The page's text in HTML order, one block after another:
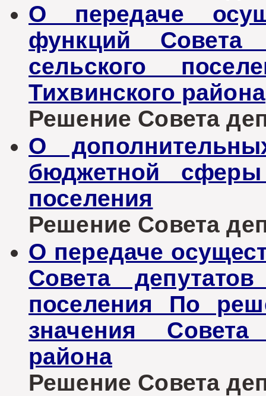
О передаче
функций Совета
сельского
Тихвинского района
Решение Совета
О
бюджетной сферы
поселения
Решение Совета
О передаче
Совета депутатов
поселения По
значения Совета
района
Решение Совета